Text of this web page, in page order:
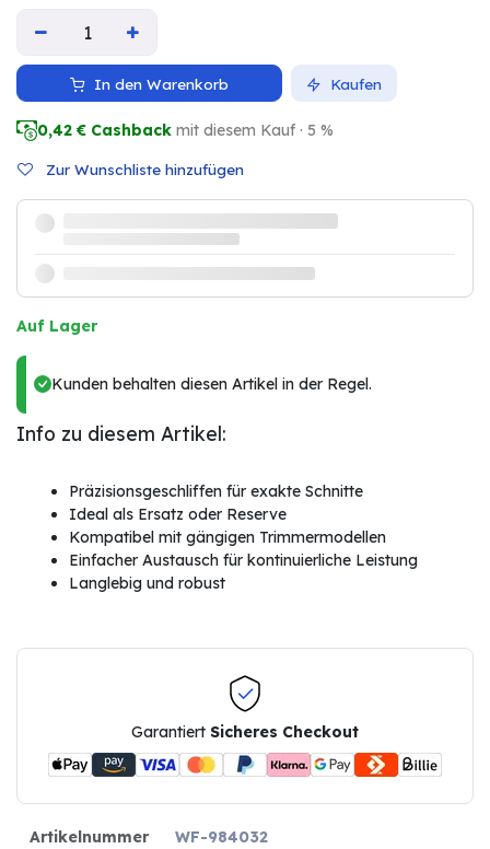
In den Warenkorb Kaufen
0,42 € Cashback mit diesem Kauf · 5 %
Zur Wunschliste hinzufügen
Auf Lager
Kunden behalten diesen Artikel in der Regel.
Info zu diesem Artikel:
Präzisionsgeschliffen für exakte Schnitte
Ideal als Ersatz oder Reserve
Kompatibel mit gängigen Trimmermodellen
Einfacher Austausch für kontinuierliche Leistung
Langlebig und robust
Garantiert Sicheres Checkout
Artikelnummer
WF-984032